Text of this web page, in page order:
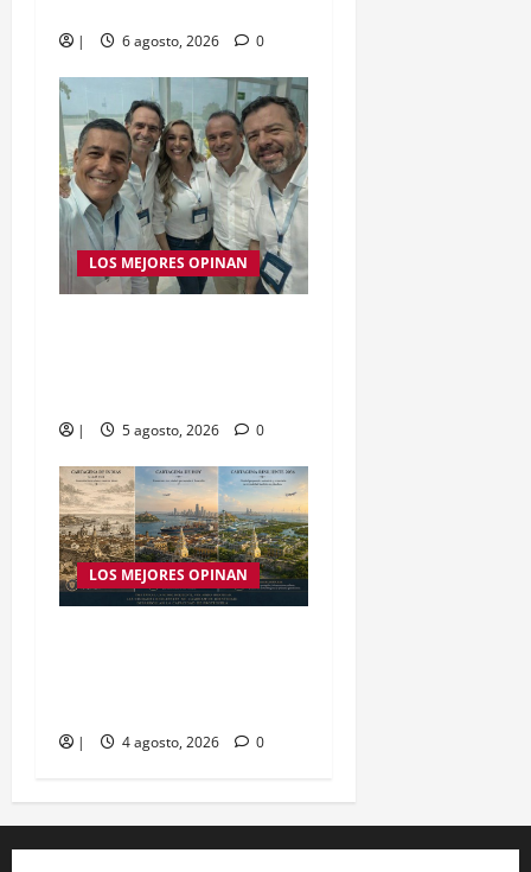
| 6 agosto, 2026 0
LOS MEJORES OPINAN
| 5 agosto, 2026 0
LOS MEJORES OPINAN
| 4 agosto, 2026 0